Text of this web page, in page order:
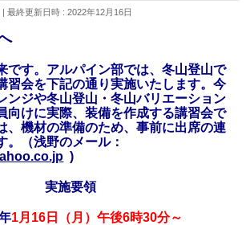
最終更新日時 : 2022年12月16日
です。アルパイン部では、冬山登山で
習会を下記の通り実施いたします。今
ンジや冬山登山・冬山バリエーション
向けに実際、装備を作成する講習会で
、機材の準備のため、事前に出席の連
。（浅野のメール：
)
実施要領
1月16日（月）午後6時30分～